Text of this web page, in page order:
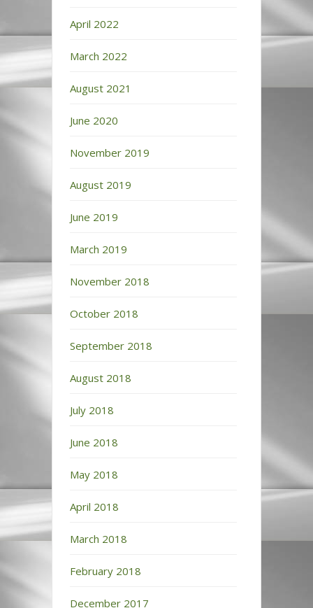
April 2022
March 2022
August 2021
June 2020
November 2019
August 2019
June 2019
March 2019
November 2018
October 2018
September 2018
August 2018
July 2018
June 2018
May 2018
April 2018
March 2018
February 2018
December 2017